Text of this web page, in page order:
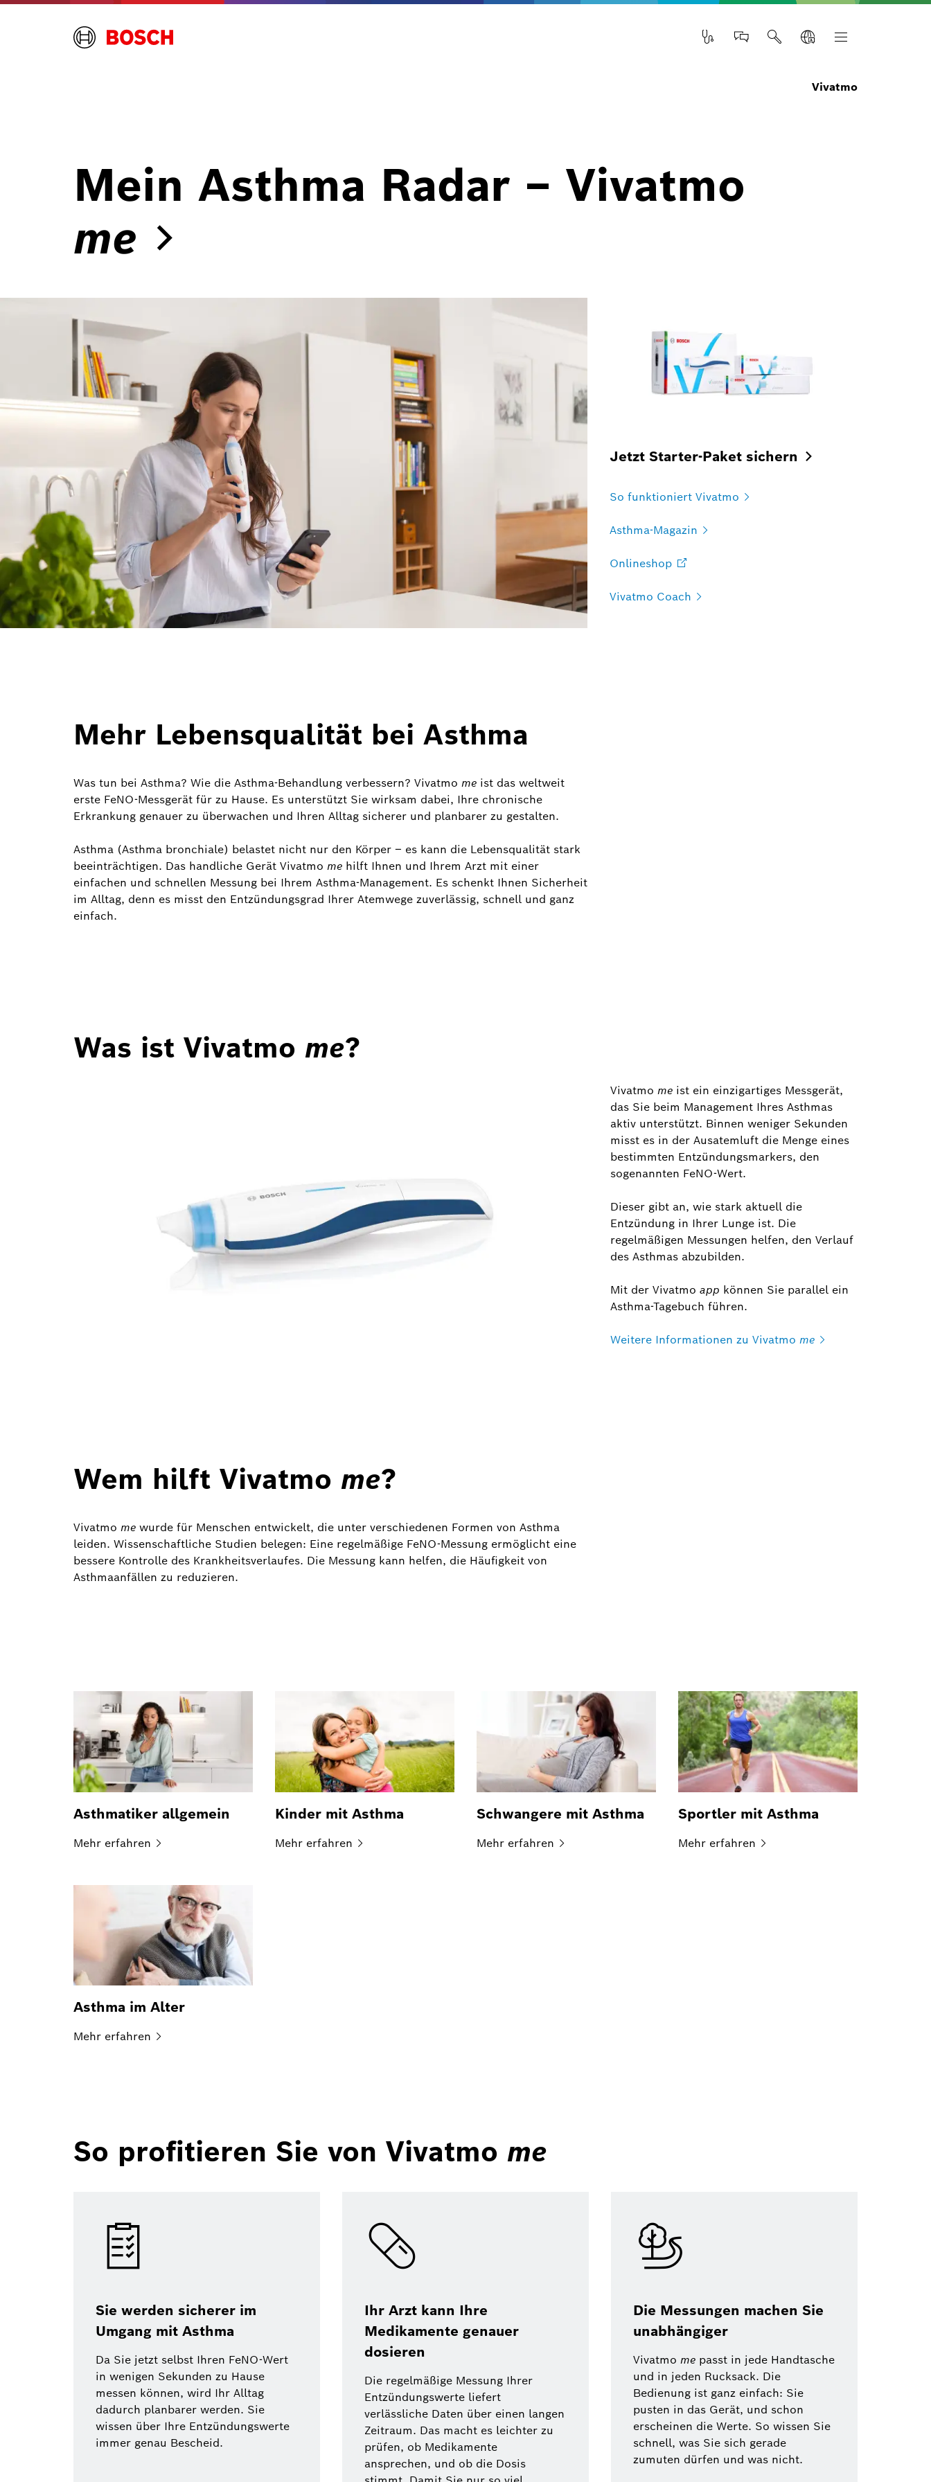
Vivatmo
Mein Asthma Radar – Vivatmo
me
Jetzt Starter-Paket sichern
So funktioniert Vivatmo
Asthma-Magazin
Onlineshop
Vivatmo Coach
Mehr Lebensqualität bei Asthma
Was tun bei Asthma? Wie die Asthma-Behandlung verbessern? Vivatmo me ist das weltweit
erste FeNO-Messgerät für zu Hause. Es unterstützt Sie wirksam dabei, Ihre chronische
Erkrankung genauer zu überwachen und Ihren Alltag sicherer und planbarer zu gestalten.
Asthma (Asthma bronchiale) belastet nicht nur den Körper – es kann die Lebensqualität stark
beeinträchtigen. Das handliche Gerät Vivatmo me hilft Ihnen und Ihrem Arzt mit einer
einfachen und schnellen Messung bei Ihrem Asthma-Management. Es schenkt Ihnen Sicherheit
im Alltag, denn es misst den Entzündungsgrad Ihrer Atemwege zuverlässig, schnell und ganz
einfach.
Was ist Vivatmo me?
Vivatmo me ist ein einzigartiges Messgerät,
das Sie beim Management Ihres Asthmas
aktiv unterstützt. Binnen weniger Sekunden
misst es in der Ausatemluft die Menge eines
bestimmten Entzündungsmarkers, den
sogenannten FeNO-Wert.
Dieser gibt an, wie stark aktuell die
Entzündung in Ihrer Lunge ist. Die
regelmäßigen Messungen helfen, den Verlauf
des Asthmas abzubilden.
Mit der Vivatmo app können Sie parallel ein
Asthma-Tagebuch führen.
Weitere Informationen zu Vivatmo me
Wem hilft Vivatmo me?
Vivatmo me wurde für Menschen entwickelt, die unter verschiedenen Formen von Asthma
leiden. Wissenschaftliche Studien belegen: Eine regelmäßige FeNO-Messung ermöglicht eine
bessere Kontrolle des Krankheitsverlaufes. Die Messung kann helfen, die Häufigkeit von
Asthmaanfällen zu reduzieren.
Asthmatiker allgemein
Mehr erfahren
Kinder mit Asthma
Mehr erfahren
Schwangere mit Asthma
Mehr erfahren
Sportler mit Asthma
Mehr erfahren
Asthma im Alter
Mehr erfahren
So profitieren Sie von Vivatmo me
Sie werden sicherer im
Umgang mit Asthma
Da Sie jetzt selbst Ihren FeNO-Wert
in wenigen Sekunden zu Hause
messen können, wird Ihr Alltag
dadurch planbarer werden. Sie
wissen über Ihre Entzündungswerte
immer genau Bescheid.
Ihr Arzt kann Ihre
Medikamente genauer
dosieren
Die regelmäßige Messung Ihrer
Entzündungswerte liefert
verlässliche Daten über einen langen
Zeitraum. Das macht es leichter zu
prüfen, ob Medikamente
ansprechen, und ob die Dosis
Die Messungen machen Sie
unabhängiger
Vivatmo me passt in jede Handtasche
und in jeden Rucksack. Die
Bedienung ist ganz einfach: Sie
pusten in das Gerät, und schon
erscheinen die Werte. So wissen Sie
schnell, was Sie sich gerade
zumuten dürfen und was nicht.